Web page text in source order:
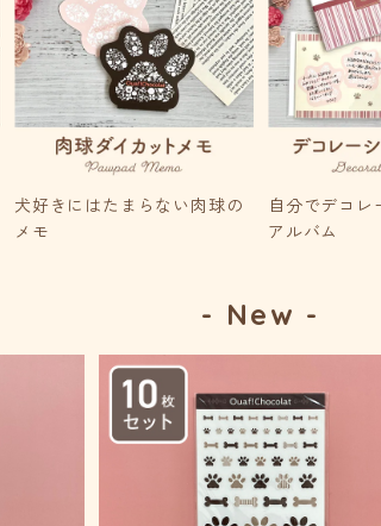
犬好きにはたまらない肉球の
メモ
自分でデコレ
アルバム
- New -